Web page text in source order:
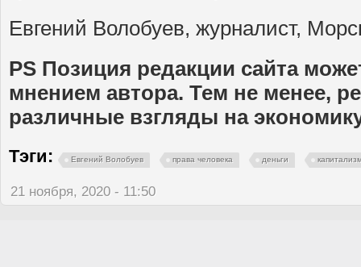
Евгений Волобуев, журналист,
PS Позиция редакции сайта
мнением автора. Тем не менее,
различные взгляды на
Тэги: Евгений Волобуев права человека деньги
21 ноября, 2020 - 11:50